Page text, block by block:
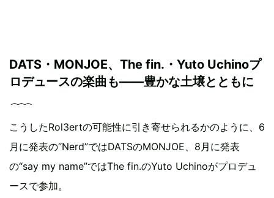
DATS・MONJOE、The fin.・Yuto Uchinoプ
ロデュースの楽曲も——豊かな土壌とともに
こうしたRol3ertの可能性に引き寄せられるかのように、6
月に発表の“Nerd”ではDATSのMONJOE、8月に発表
の“say my name”ではThe fin.のYuto Uchinoがプロデュ
ースで参加。